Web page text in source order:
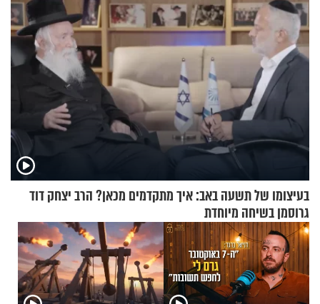
בעיצומו של תשעה באב: איך מתקדמים מכאן? הרב יצחק דוד
גרוסמן בשיחה מיוחדת